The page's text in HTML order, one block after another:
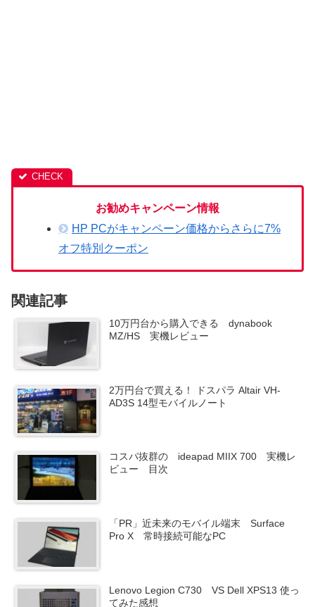
お勧めキャンペーン情報
HP PCがキャンペーン価格からさらに7%
オフ特別クーポン
関連記事
10万円台から購入できる dynabook
MZ/HS 実機レビュー
2万円台で買える！ ドスパラ Altair VH-
AD3S 14型モバイルノート
コスパ抜群の ideapad MIIX 700 実機レ
ビュー 目次
「PR」近未来のモバイル端末 Surface
Pro X 常時接続可能なPC
Lenovo Legion C730 VS Dell XPS13 使っ
てみた感想